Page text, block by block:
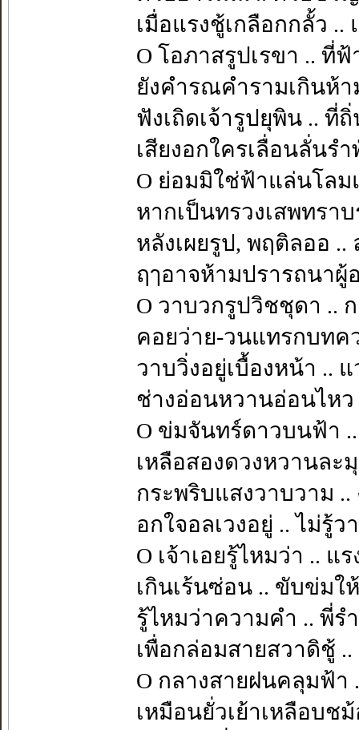
เมื่อแรงชู้เกลือกกลั้ว ..
O โอภาสรูปเรขา .. ที่
ยังคำรณคำรามเกินห้า
ฟังเถิดเจ้ารูปยุพิน .. ที่
เสียงอกใครเลื่อนลั่นร
O ย่อมมิใช่ฟ้าแล่นโลม
หากเป็นทรวงเสพทรา
หลังเผยรูป, พฤติลออ ..
ฤๅอาจห้ามปรารถนาผู้
O วาบวกรูปวิชชุดา ..
คอยว่าย-วนแทรกบทค
วาบวิ่งอยู่เบื้องหน้า ..
ช่างอ่อนหวานอ่อนไหว
O ข่มจันทร์ดาวบนฟ้า
เหลือสองดวงหวานละ
กระพริบแสงวาบวาม ..
อกใจอลเวงอยู่ .. ไม่รู้ว
O เจ้าเอยรู้ไหมว่า .. แ
เกินเร้นซ่อน .. ขับข่มใ
รู้ไหมว่าความคำ .. พี่ร
เพื่อกล่อมสายสวาดิชู้ ..
O กลางสายฝนคลุมฟ้า
เหมือนยั่วเย้าเหลือบช